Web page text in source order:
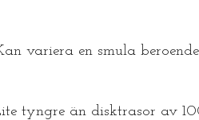
variera en smula
tyngre än disktrasor av